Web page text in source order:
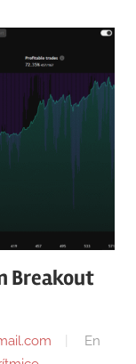
Breakout
En